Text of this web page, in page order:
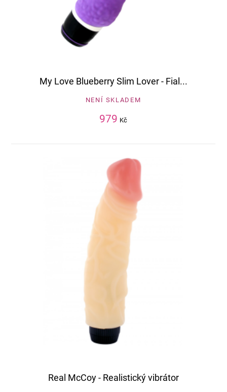
My Love Blueberry Slim Lover - Fial...
NENÍ SKLADEM
979 Kč
Real McCoy - Realistický vibrátor